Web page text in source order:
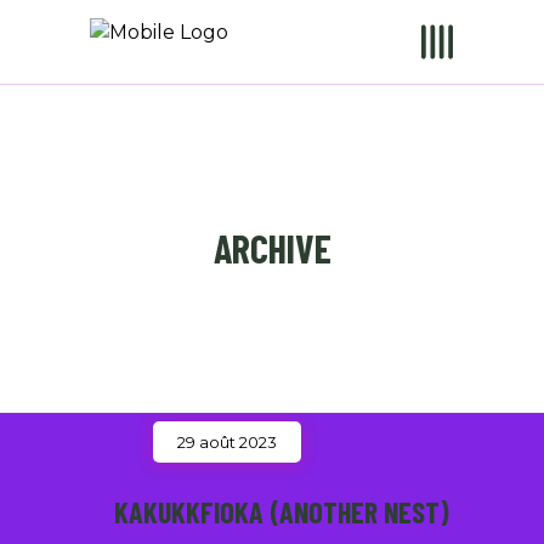
ARCHIVE
29 août 2023
KAKUKKFIOKA (ANOTHER NEST)